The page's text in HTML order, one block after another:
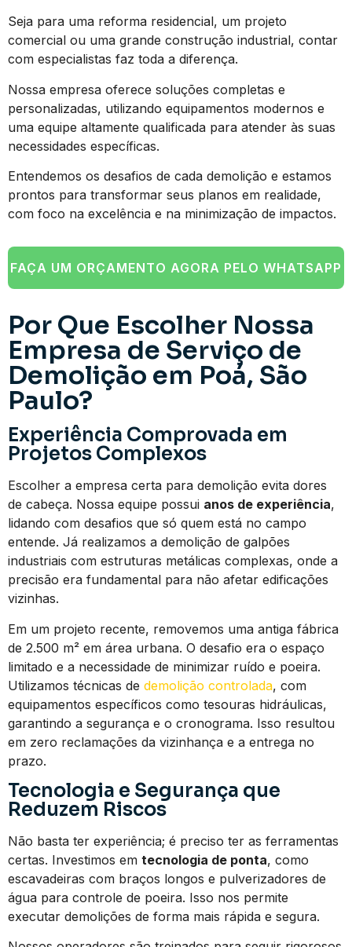
Seja para uma reforma residencial, um projeto
comercial ou uma grande construção industrial, contar
com especialistas faz toda a diferença.
Nossa empresa oferece soluções completas e
personalizadas, utilizando equipamentos modernos e
uma equipe altamente qualificada para atender às suas
necessidades específicas.
Entendemos os desafios de cada demolição e estamos
prontos para transformar seus planos em realidade,
com foco na excelência e na minimização de impactos.
FAÇA UM ORÇAMENTO AGORA PELO WHATSAPP
Por Que Escolher Nossa
Empresa de Serviço de
Demolição em Poá, São
Paulo?
Experiência Comprovada em
Projetos Complexos
Escolher a empresa certa para demolição evita dores
de cabeça. Nossa equipe possui anos de experiência,
lidando com desafios que só quem está no campo
entende. Já realizamos a demolição de galpões
industriais com estruturas metálicas complexas, onde a
precisão era fundamental para não afetar edificações
vizinhas.
Em um projeto recente, removemos uma antiga fábrica
de 2.500 m² em área urbana. O desafio era o espaço
limitado e a necessidade de minimizar ruído e poeira.
Utilizamos técnicas de demolição controlada, com
equipamentos específicos como tesouras hidráulicas,
garantindo a segurança e o cronograma. Isso resultou
em zero reclamações da vizinhança e a entrega no
prazo.
Tecnologia e Segurança que
Reduzem Riscos
Não basta ter experiência; é preciso ter as ferramentas
certas. Investimos em tecnologia de ponta, como
escavadeiras com braços longos e pulverizadores de
água para controle de poeira. Isso nos permite
executar demolições de forma mais rápida e segura.